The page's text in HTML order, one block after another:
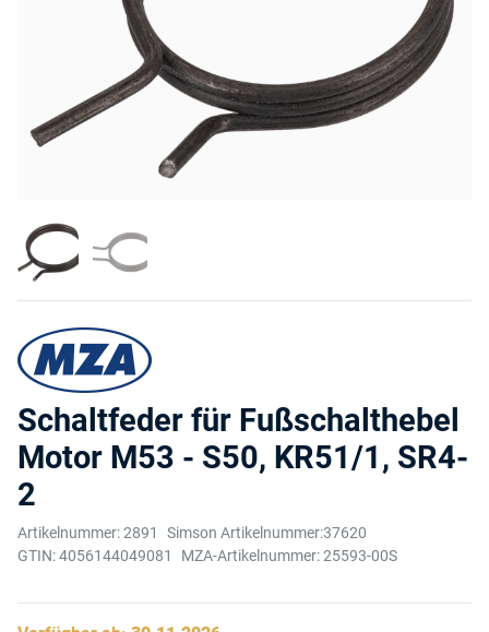
Schaltfeder für Fußschalthebel
Motor M53 - S50, KR51/1, SR4-
2
Artikelnummer:2891 Simson Artikelnummer:37620
GTIN:4056144049081 MZA-Artikelnummer:25593-00S